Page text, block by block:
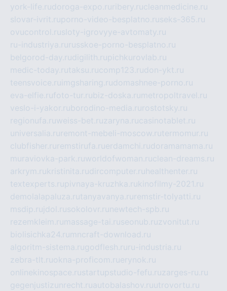
york-life.rudoroga-expo.ru ribery.rucleanmedicine.ru
slovar-ivrit.ruporno-video-besplatno.ruseks-365.ru
ovucontrol.rusloty-igrovyye-avtomaty.ru
ru-industriya.ru russkoe-porno-besplatno.ru
belgorod-day.rudigilith.rupichkurovlab.ru
medic-today.rutaksu.rucomp123.rudon-ykt.ru
teensvoice.ru imgsharing.rudomashnee-porno.ru
eva-elfie.rufoto-tur.rubiz-doska.ru metropoltravel.ru
veslo-i-yakor.ruborodino-media.ru rostotsky.ru
regionufa.ruweiss-bet.ruzaryna.rucasinotablet.ru
universalia.ru remont-mebeli-moscow.rutermomur.ru
clubfisher.ru remstirufa.ruerdamchi.rudoramamama.ru
muraviovka-park.ruworldofwoman.ruclean-dreams.ru
arkrym.rukristinita.rudircomputer.ru healthenter.ru
textexperts.rupivnaya-kruzhka.rukinofilmy-2021.ru
demolalapaluza.rutanyavanya.ru remstir-tolyatti.ru
msdip.ru jdol.rusokolovr.ru newtech-spb.ru
rezemkleim.ru massage-tai.ruseonub.ruzvonitut.ru
biolisichka24.ru mncraft-download.ru
algoritm-sistema.rugodflesh.ru ru-industria.ru
zebra-tlt.ruokna-proficom.ruerynok.ru
onlinekinospace.rustartupstudio-fefu.ruzarges-ru.ru
gegenjustizunrecht.ruautobalashov.ruutrovortu.ru